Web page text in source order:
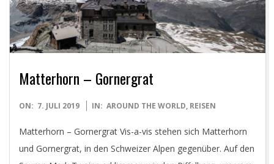
I
G
T
Matterhorn – Gornergrat
2019-
07
ON: 7. JULI 2019 IN: AROUND THE WORLD, REISEN
Matterhorn – Gornergrat Vis-a-vis stehen sich Matterhorn
und Gornergrat, in den Schweizer Alpen gegenüber. Auf den